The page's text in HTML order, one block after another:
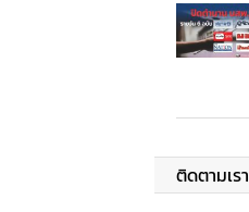
ติดตามเรา